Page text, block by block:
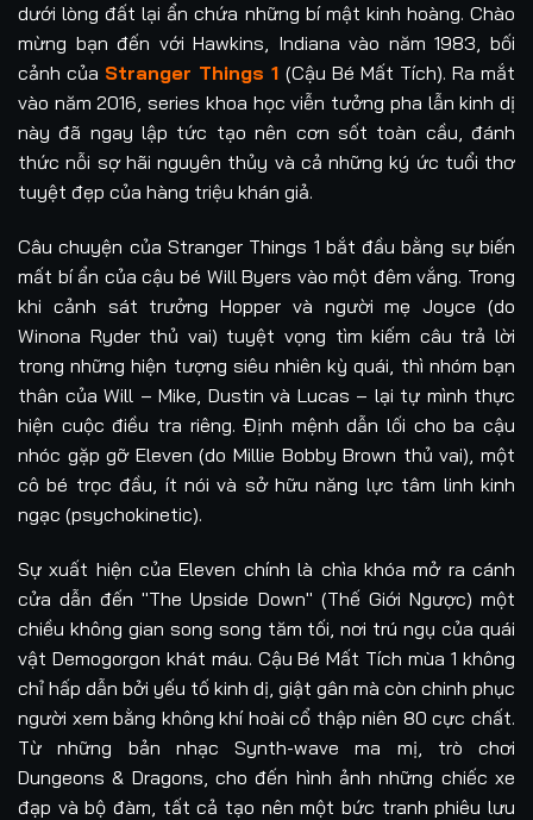
dưới lòng đất lại ẩn chứa những bí mật kinh hoàng. Chào
mừng bạn đến với Hawkins, Indiana vào năm 1983, bối
cảnh của Stranger Things 1 (Cậu Bé Mất Tích). Ra mắt
vào năm 2016, series khoa học viễn tưởng pha lẫn kinh dị
này đã ngay lập tức tạo nên cơn sốt toàn cầu, đánh
thức nỗi sợ hãi nguyên thủy và cả những ký ức tuổi thơ
tuyệt đẹp của hàng triệu khán giả.
Câu chuyện của Stranger Things 1 bắt đầu bằng sự biến
mất bí ẩn của cậu bé Will Byers vào một đêm vắng. Trong
khi cảnh sát trưởng Hopper và người mẹ Joyce (do
Winona Ryder thủ vai) tuyệt vọng tìm kiếm câu trả lời
trong những hiện tượng siêu nhiên kỳ quái, thì nhóm bạn
thân của Will – Mike, Dustin và Lucas – lại tự mình thực
hiện cuộc điều tra riêng. Định mệnh dẫn lối cho ba cậu
nhóc gặp gỡ Eleven (do Millie Bobby Brown thủ vai), một
cô bé trọc đầu, ít nói và sở hữu năng lực tâm linh kinh
ngạc (psychokinetic).
Sự xuất hiện của Eleven chính là chìa khóa mở ra cánh
cửa dẫn đến "The Upside Down" (Thế Giới Ngược) một
chiều không gian song song tăm tối, nơi trú ngụ của quái
vật Demogorgon khát máu. Cậu Bé Mất Tích mùa 1 không
chỉ hấp dẫn bởi yếu tố kinh dị, giật gân mà còn chinh phục
người xem bằng không khí hoài cổ thập niên 80 cực chất.
Từ những bản nhạc Synth-wave ma mị, trò chơi
Dungeons & Dragons, cho đến hình ảnh những chiếc xe
đạp và bộ đàm, tất cả tạo nên một bức tranh phiêu lưu